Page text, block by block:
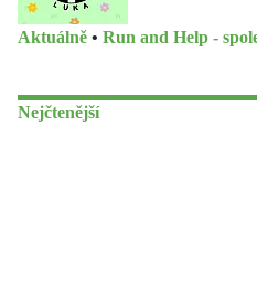
Aktuálně • Run and Help -
Nejčtenější